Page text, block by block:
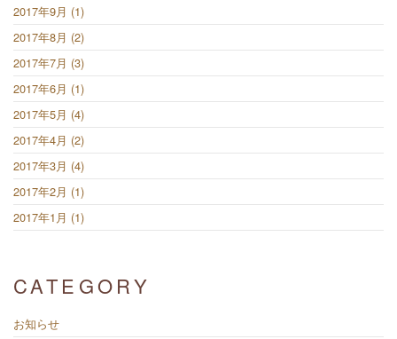
2017年9月 (1)
2017年8月 (2)
2017年7月 (3)
2017年6月 (1)
2017年5月 (4)
2017年4月 (2)
2017年3月 (4)
2017年2月 (1)
2017年1月 (1)
CATEGORY
お知らせ